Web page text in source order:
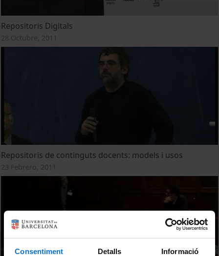
Consentiment Detalls Informació
Repositoris Digitals
28 Octubre, 2011
Repositoris de continguts docents: models i usos
23 Febrero, 2011